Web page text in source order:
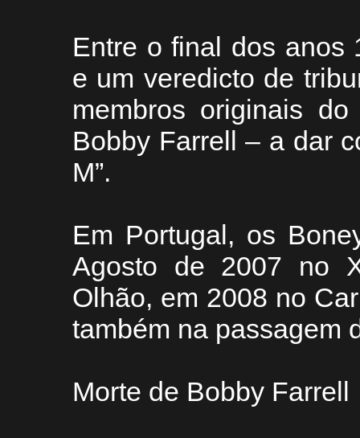
Entre o final dos anos
e um veredicto de
membros originais
Bobby Farrell – a dar
M”.
Em Portugal, os
Agosto de 2007 no
Olhão, em 2008 no
também na passagem
Morte de Bobby Farrell